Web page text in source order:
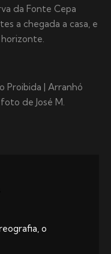
da Fonte Cepa
a chegada a casa, e
Proibida | Arranhó
de José M.
o